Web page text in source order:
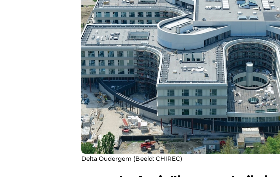
Delta Oudergem (Beeld: CHIREC)